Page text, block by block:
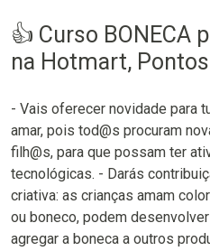
👍 Curso BONECA
na Hotmart,
- Vais oferecer novidade para
amar, pois tod@s procuram
filh@s, para que possam ter
tecnológicas. - Darás
criativa: as crianças amam
ou boneco, podem
agregar a boneca a outros